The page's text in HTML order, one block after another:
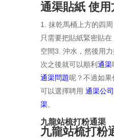
通渠貼紙 使用
1. 抹乾馬桶上方的四
只需要把貼紙緊密貼
空間3. 沖水，然後用
次之後就可以順利 通渠
通渠問題呢？不過如
可以選擇聘用 通渠公司
渠。
九龍站梳打粉通渠
九龍站梳打粉